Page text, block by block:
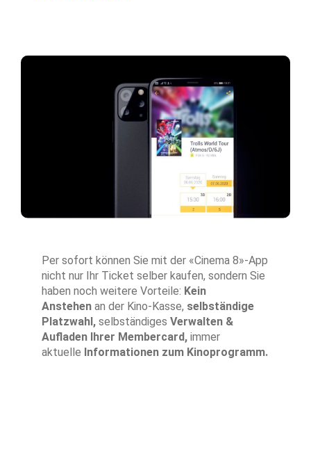
Per sofort können Sie mit der «Cinema 8»-App
nicht nur Ihr Ticket selber kaufen, sondern Sie
haben noch weitere Vorteile: Kein
Anstehen an der Kino-Kasse, selbständige
Platzwahl, selbständiges Verwalten &
Aufladen Ihrer Membercard, immer
aktuelle Informationen zum Kinoprogramm.